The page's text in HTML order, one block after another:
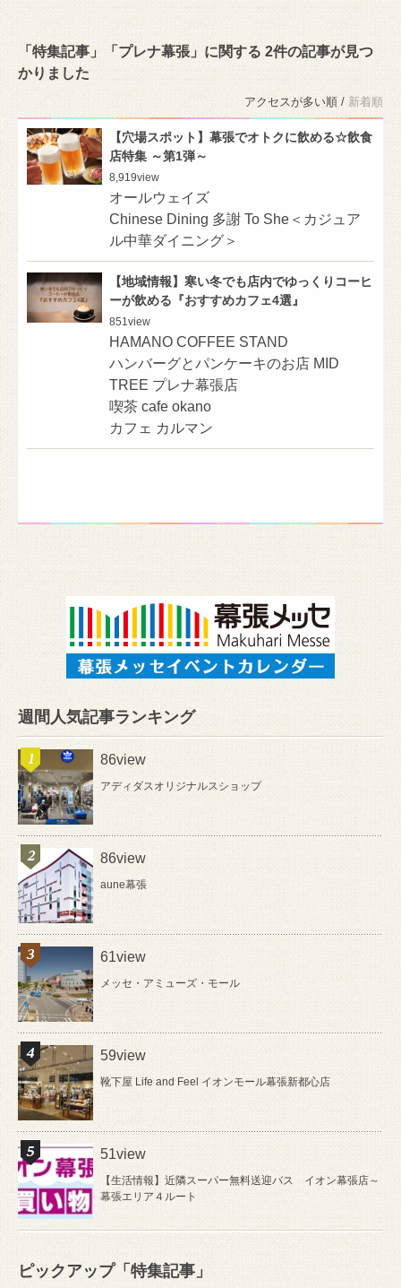
「特集記事」「プレナ幕張」に関する 2件の記事が見つ
かりました
アクセスが多い順 / 新着順
【穴場スポット】幕張でオトクに飲める☆飲食
店特集 ～第1弾～
8,919view
オールウェイズ
Chinese Dining 多謝 To She＜カジュア
ル中華ダイニング＞
【地域情報】寒い冬でも店内でゆっくりコーヒ
ーが飲める『おすすめカフェ4選』
851 view
HAMANO COFFEE STAND
ハンバーグとパンケーキのお店 MID
TREE プレナ幕張店
喫茶 cafe okano
カフェ カルマン
週間人気記事ランキング
86view
アディダスオリジナルスショップ
86view
aune幕張
61view
メッセ・アミューズ・モール
59view
靴下屋 Life and Feel イオンモール幕張新都心店
51view
【生活情報】近隣スーパー無料送迎バス イオン幕張店～
幕張エリア４ルート
ピックアップ「特集記事」